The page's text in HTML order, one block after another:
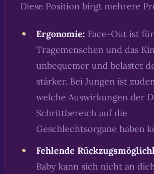
Diese Position birgt mehrere
Ergonomie: Face-Out ist
Tragemenschen und das
unbequemer und belastet
stärker. Bei Jungen ist
welche Auswirkungen der
Schrittbereich auf die
Geschlechtsorgane haben
Fehlende
Baby kann sich nicht an